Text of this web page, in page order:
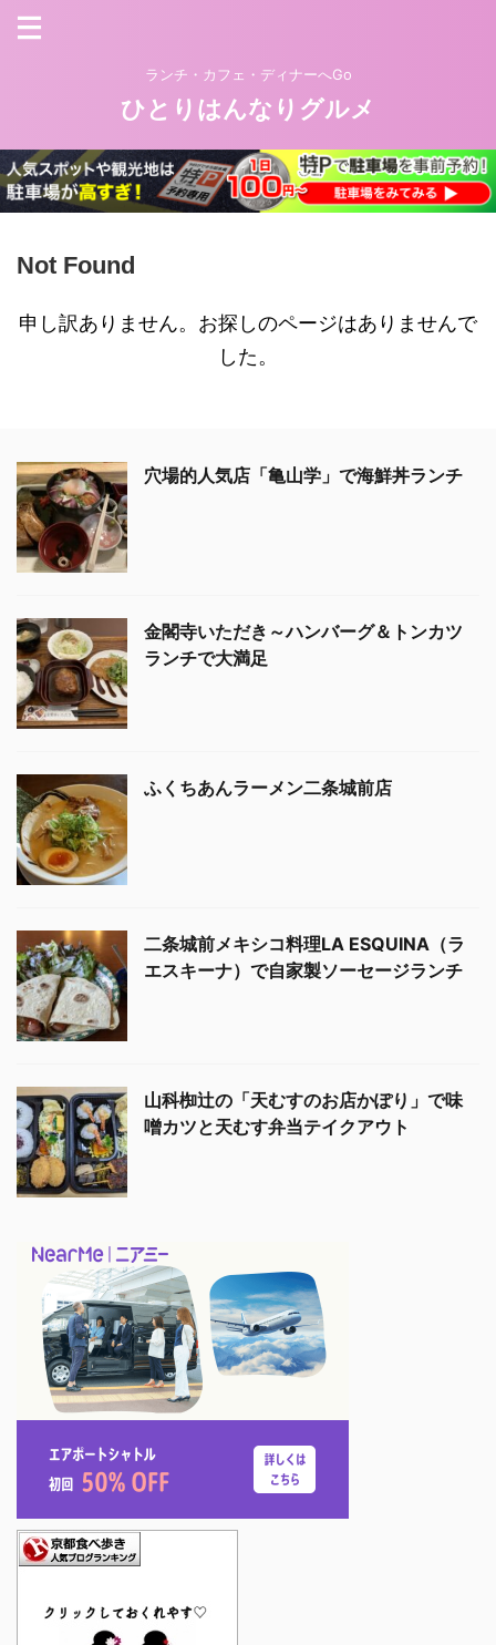
ランチ・カフェ・ディナーへGo
ひとりはんなりグルメ
Not Found
申し訳ありません。お探しのページはありませんで
した。
穴場的人気店「亀山学」で海鮮丼ランチ
金閣寺いただき～ハンバーグ＆トンカツ
ランチで大満足
ふくちあんラーメン二条城前店
二条城前メキシコ料理LA ESQUINA（ラ
エスキーナ）で自家製ソーセージランチ
山科椥辻の「天むすのお店かぽり」で味
噌カツと天むす弁当テイクアウト